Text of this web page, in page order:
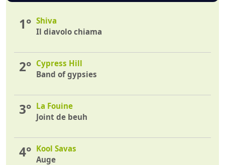
1° Shiva
Il diavolo chiama
2° Cypress Hill
Band of gypsies
3° La Fouine
Joint de beuh
4° Kool Savas
Auge